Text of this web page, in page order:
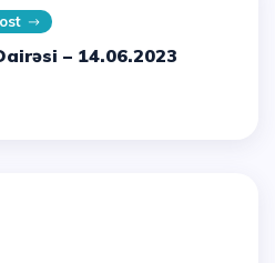
– 14.06.2023